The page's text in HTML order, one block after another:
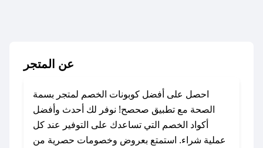
عن المتجر
احصل على أفضل كوبونات الخصم لمتجر بسمة
الصحة مع تطبيق صحصح! نوفر لك أحدث وأفضل
أكواد الخصم التي تساعدك على التوفير عند كل
عملية شراء. استمتع بعروض وخصومات حصرية من